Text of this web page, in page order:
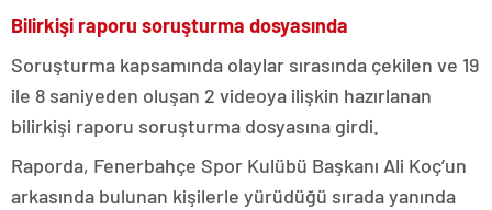
Bilirkişi raporu soruşturma dosyasında
Soruşturma kapsamında olaylar sırasında çekilen ve 19
ile 8 saniyeden oluşan 2 videoya ilişkin hazırlanan
bilirkişi raporu soruşturma dosyasına girdi.
Raporda, Fenerbahçe Spor Kulübü Başkanı Ali Koç’un
arkasında bulunan kişilerle yürüdüğü sırada yanında